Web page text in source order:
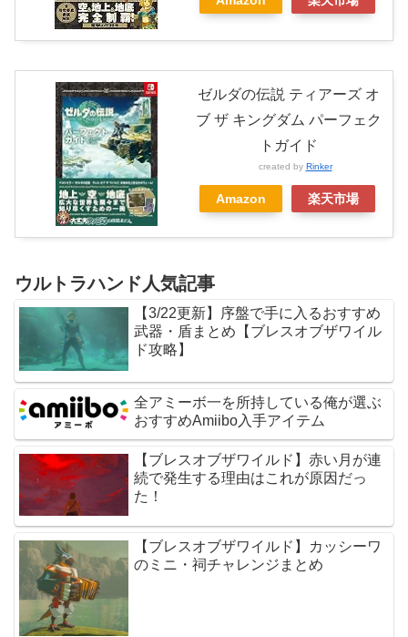
ゼルダの伝説 ティアーズ オ
ブ ザ キングダム パーフェク
トガイド
created by Rinker
Amazon 楽天市場
ウルトラハンド人気記事
【3/22更新】序盤で手に入るおすすめ
武器・盾まとめ【ブレスオブザワイル
ド攻略】
全アミーボ一を所持している俺が選ぶ
おすすめAmiibo入手アイテム
【ブレスオブザワイルド】赤い月が連
続で発生する理由はこれが原因だっ
た！
【ブレスオブザワイルド】カッシーワ
のミニ・祠チャレンジまとめ